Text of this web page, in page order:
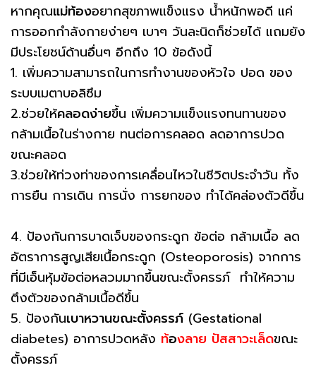
หากคุณแม่ท้องอยากสุขภาพแข็งแรง น้ำหนักพอดี แค่
การออกกำลังกายง่ายๆ เบาๆ วันละนิดก็ช่วยได้ แถมยัง
มีประโยชน์ด้านอื่นๆ อีกถึง 10 ข้อดังนี้
1. เพิ่มความสามารถในการทำงานของหัวใจ ปอด ของ
ระบบเมตาบอลิซึม
2.ช่วยให้คลอดง่ายขึ้น เพิ่มความแข็งแรงทนทานของ
กล้ามเนื้อในร่างกาย ทนต่อการคลอด ลดอาการปวด
ขณะคลอด
3.ช่วยให้ท่วงท่าของการเคลื่อนไหวในชีวิตประจำวัน ทั้ง
การยืน การเดิน การนั่ง การยกของ ทำได้คล่องตัวดีขึ้น
4. ป้องกันการบาดเจ็บของกระดูก ข้อต่อ กล้ามเนื้อ ลด
อัตราการสูญเสียเนื้อกระดูก (Osteoporosis) จากการ
ที่มีเอ็นหุ้มข้อต่อหลวมมากขึ้นขณะตั้งครรภ์ ทำให้ความ
ตึงตัวของกล้ามเนื้อดีขึ้น
5. ป้องกันเบาหวานขณะตั้งครรภ์ (Gestational
diabetes) อาการปวดหลัง ท้องลาย ปัสสาวะเล็ดขณะ
ตั้งครรภ์